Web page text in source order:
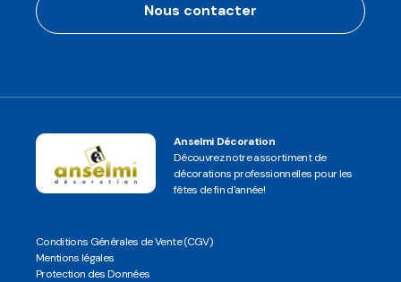
Nous contacter
Anselmi Décoration
Découvrez notre assortiment de
décorations professionnelles pour les
fêtes de fin d'année!
Conditions Générales de Vente (CGV)
Mentions légales
Protection des Données